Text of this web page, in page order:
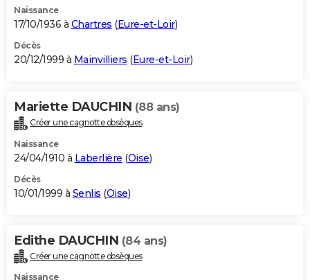
Naissance
17/10/1936 à Chartres (Eure-et-Loir)
Décès
20/12/1999 à Mainvilliers (Eure-et-Loir)
Mariette DAUCHIN (88 ans)
Créer une cagnotte obsèques
Naissance
24/04/1910 à Laberlière (Oise)
Décès
10/01/1999 à Senlis (Oise)
Edithe DAUCHIN (84 ans)
Créer une cagnotte obsèques
Naissance